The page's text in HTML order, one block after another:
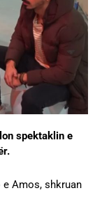
spektaklin e
Amos, shkruan